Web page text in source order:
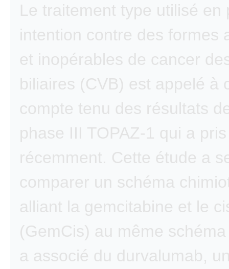
Le traitement type utilisé en
intention contre des formes
et inopérables de cancer
biliaires (CVB) est appelé à
compte tenu des résultats
phase III TOPAZ-1 qui a
récemment. Cette étude a
comparer un schéma
alliant la gemcitabine et le
(GemCis) au même
a associé du durvalumab,